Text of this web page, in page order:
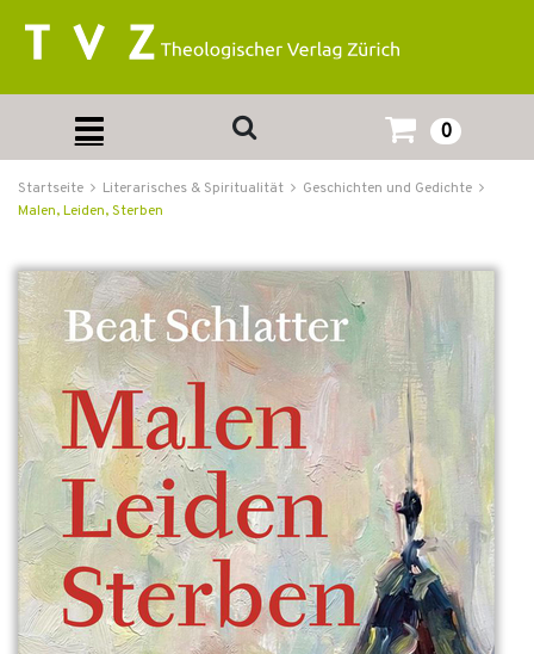
0
Startseite Literarisches & Spiritualität
Geschichten und Gedichte
Malen, Leiden, Sterben